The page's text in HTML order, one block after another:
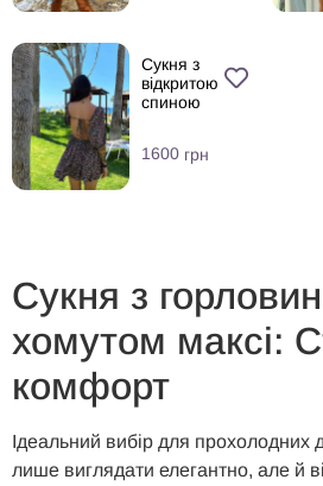
Сукня з
відкритою
спиною
1600 грн
Сукня з
хомутом максі:
комфорт
Ідеальний вибір для прохолодних
лише виглядати елегантно, але й